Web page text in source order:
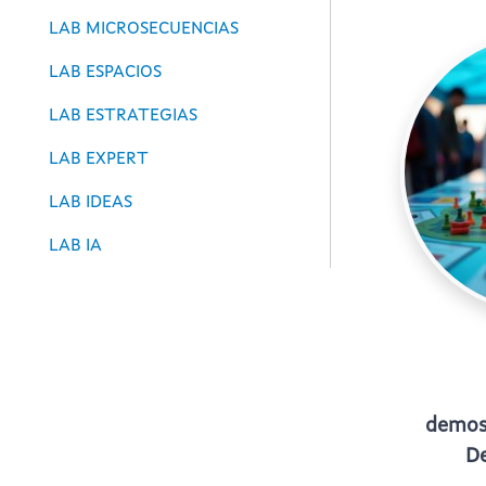
LAB MICROSECUENCIAS
LAB ESPACIOS
LAB ESTRATEGIAS
LAB EXPERT
LAB IDEAS
LAB IA